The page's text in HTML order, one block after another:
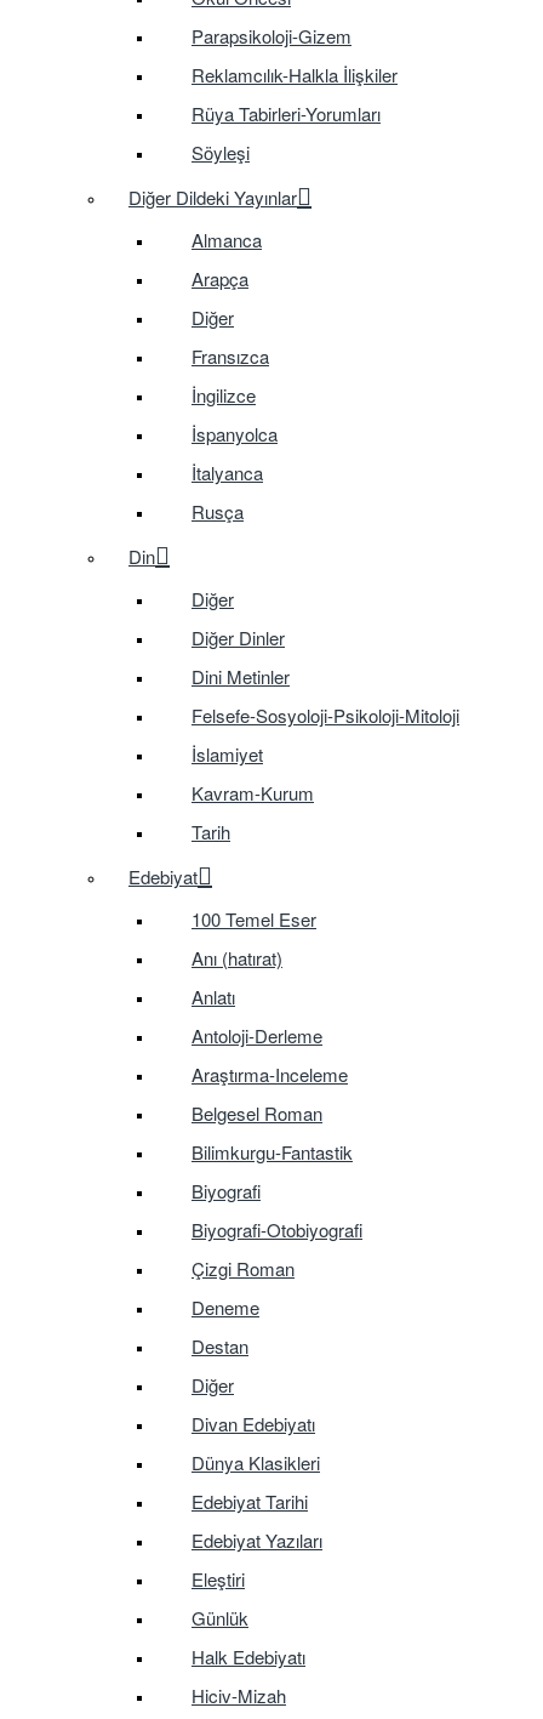
Parapsikoloji-Gizem
Reklamcılık-Halkla İlişkiler
Rüya Tabirleri-Yorumları
Söyleşi
Diğer Dildeki Yayınlar
Almanca
Arapça
Diğer
Fransızca
İngilizce
İspanyolca
İtalyanca
Rusça
Din
Diğer
Diğer Dinler
Dini Metinler
Felsefe-Sosyoloji-Psikoloji-Mitoloji
İslamiyet
Kavram-Kurum
Tarih
Edebiyat
100 Temel Eser
Anı (hatırat)
Anlatı
Antoloji-Derleme
Araştırma-Inceleme
Belgesel Roman
Bilimkurgu-Fantastik
Biyografi
Biyografi-Otobiyografi
Çizgi Roman
Deneme
Destan
Diğer
Divan Edebiyatı
Dünya Klasikleri
Edebiyat Tarihi
Edebiyat Yazıları
Eleştiri
Günlük
Halk Edebiyatı
Hiciv-Mizah